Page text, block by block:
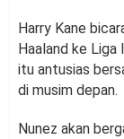
Harry Kane
Haaland ke
itu antusias
di musim depan.
Nunez akan